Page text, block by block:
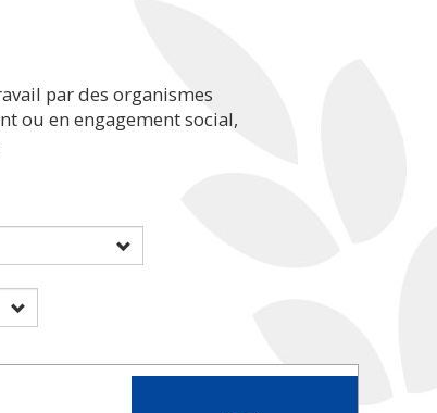
par des organismes
ou en engagement social,